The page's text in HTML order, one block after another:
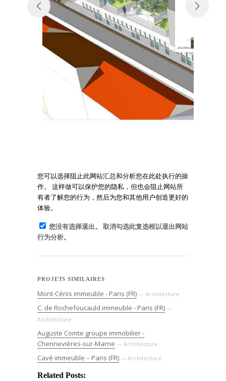
您可以选择阻止此网站汇总和分析您在此处执行的操
作。 这样做可以保护您的隐私，但也会阻止网站所
有者了解您的行为，然后为您和其他用户创造更好的
体验。
您没有选择退出。 取消勾选此复选框以退出网站
行为分析。
PROJETS SIMILAIRES
Mont-Cénis immeuble - Paris (FR) — Architecture
C. de Rochefoucauld immeuble - Paris (FR) —
Architecture
Auguste Comte groupe immobilier -
Chennevières-sur-Marne — Architecture
Cavé immeuble – Paris (FR) — Architecture
Related Posts: